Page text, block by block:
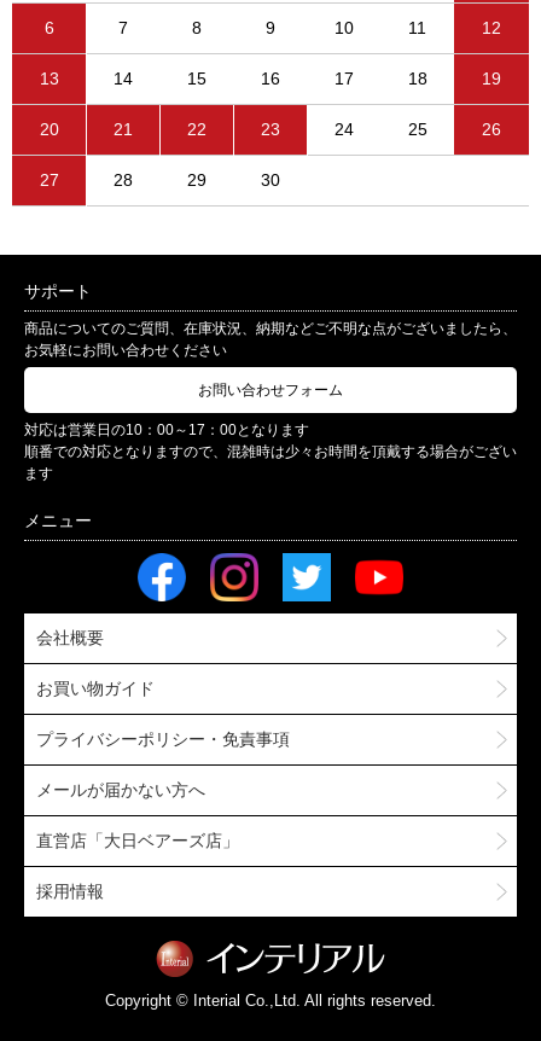
6 7 8 9 10 11 12
13 14 15 16 17 18 19
20 21 22 23 24 25 26
27 28 29 30
サポート
商品についてのご質問、在庫状況、納期などご不明な点がございましたら、
お気軽にお問い合わせください
お問い合わせフォーム
対応は営業日の10：00～17：00となります
順番での対応となりますので、混雑時は少々お時間を頂戴する場合がござい
ます
会社概要
お買い物ガイド
プライバシーポリシー・免責事項
メールが届かない方へ
直営店「大日ベアーズ店」
採用情報
Copyright © Interial Co.,Ltd. All rights reserved.